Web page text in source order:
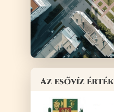
Az esővíz érték